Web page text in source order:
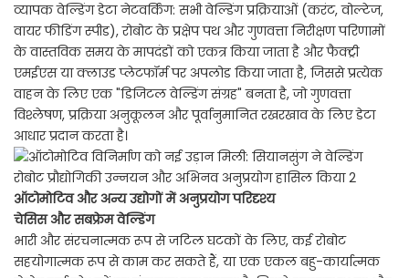
व्यापक वेल्डिंग डेटा नेटवर्किंग: सभी वेल्डिंग प्रक्रियाओं (करंट, वोल्टेज,
वायर फीडिंग स्पीड), रोबोट के प्रक्षेप पथ और गुणवत्ता निरीक्षण परिणामों
के वास्तविक समय के मापदंडों को एकत्र किया जाता है और फैक्ट्री
एमईएस या क्लाउड प्लेटफॉर्म पर अपलोड किया जाता है, जिससे प्रत्येक
वाहन के लिए एक "डिजिटल वेल्डिंग संग्रह" बनता है, जो गुणवत्ता
विश्लेषण, प्रक्रिया अनुकूलन और पूर्वानुमानित रखरखाव के लिए डेटा
आधार प्रदान करता है।
ऑटोमोटिव और अन्य उद्योगों में अनुप्रयोग परिदृश्य
चेसिस और सबफ्रेम वेल्डिंग
भारी और संरचनात्मक रूप से जटिल घटकों के लिए, कई रोबोट
सहयोगात्मक रूप से काम कर सकते हैं, या एक एकल बहु-कार्यात्मक